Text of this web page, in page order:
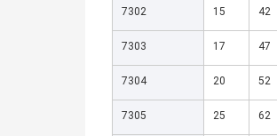
7302 15 42
7303 17 47
7304 20 52
7305 25 62